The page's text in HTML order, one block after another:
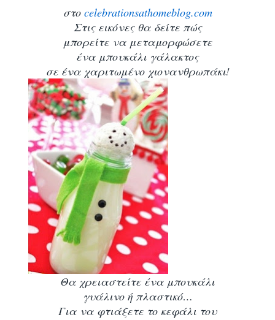
στο celebrationsathomeblog.com
Στις εικόνες θα δείτε πώς
μπορείτε να μεταμορφώσετε
ένα μπουκάλι γάλακτος
σε ένα χαριτωμένο χιονανθρωπάκι!
Θα χρειαστείτε ένα μπουκάλι
γυάλινο ή πλαστικό…
Για να φτιάξετε το κεφάλι του